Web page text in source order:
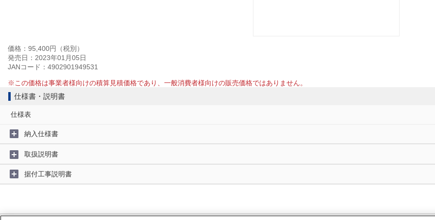
価格：95,400円（税別）
発売日：2023年01月05日
JANコード：4902901949531
※この価格は事業者様向けの積算見積価格であり、一般消費者様向けの販売価格ではありません。
仕様書・説明書
仕様表
納入仕様書
取扱説明書
据付工事説明書